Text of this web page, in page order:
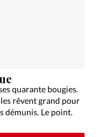
quarante bougies.
rêvent grand pour
démunis. Le point.